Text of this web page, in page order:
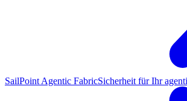
SailPoint Agentic FabricSicherheit für Ihr